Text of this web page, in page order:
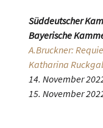
Süddeutscher
Bayerische
A.Bruckner:
Katharina
14. November
15. November